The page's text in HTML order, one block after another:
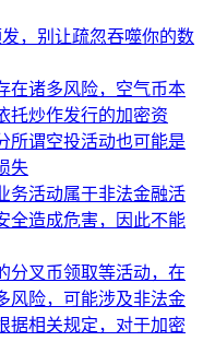
，别让疏忽吞噬你的数
在诸多风险，空气币本
托炒作发行的加密资
所谓空投活动也可能是
失
务活动属于非法金融活
全造成危害，因此不能
分叉币领取等活动，在
风险，可能涉及非法金
据相关规定，对于加密